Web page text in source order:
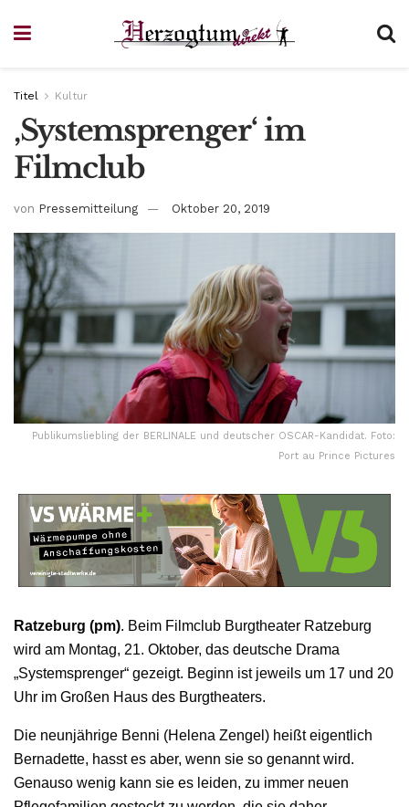
Titel Kultur
‚Systemsprenger‘ im
Filmclub
von Pressemitteilung Oktober 20, 2019
Publikumsliebling der BERLINALE und deutscher OSCAR-Kandidat. Foto:
Port au Prince Pictures
Ratzeburg (pm). Beim Filmclub Burgtheater Ratzeburg
wird am Montag, 21. Oktober, das deutsche Drama
„Systemsprenger“ gezeigt. Beginn ist jeweils um 17 und 20
Uhr im Großen Haus des Burgtheaters.
Die neunjährige Benni (Helena Zengel) heißt eigentlich
Bernadette, hasst es aber, wenn sie so genannt wird.
Genauso wenig kann sie es leiden, zu immer neuen